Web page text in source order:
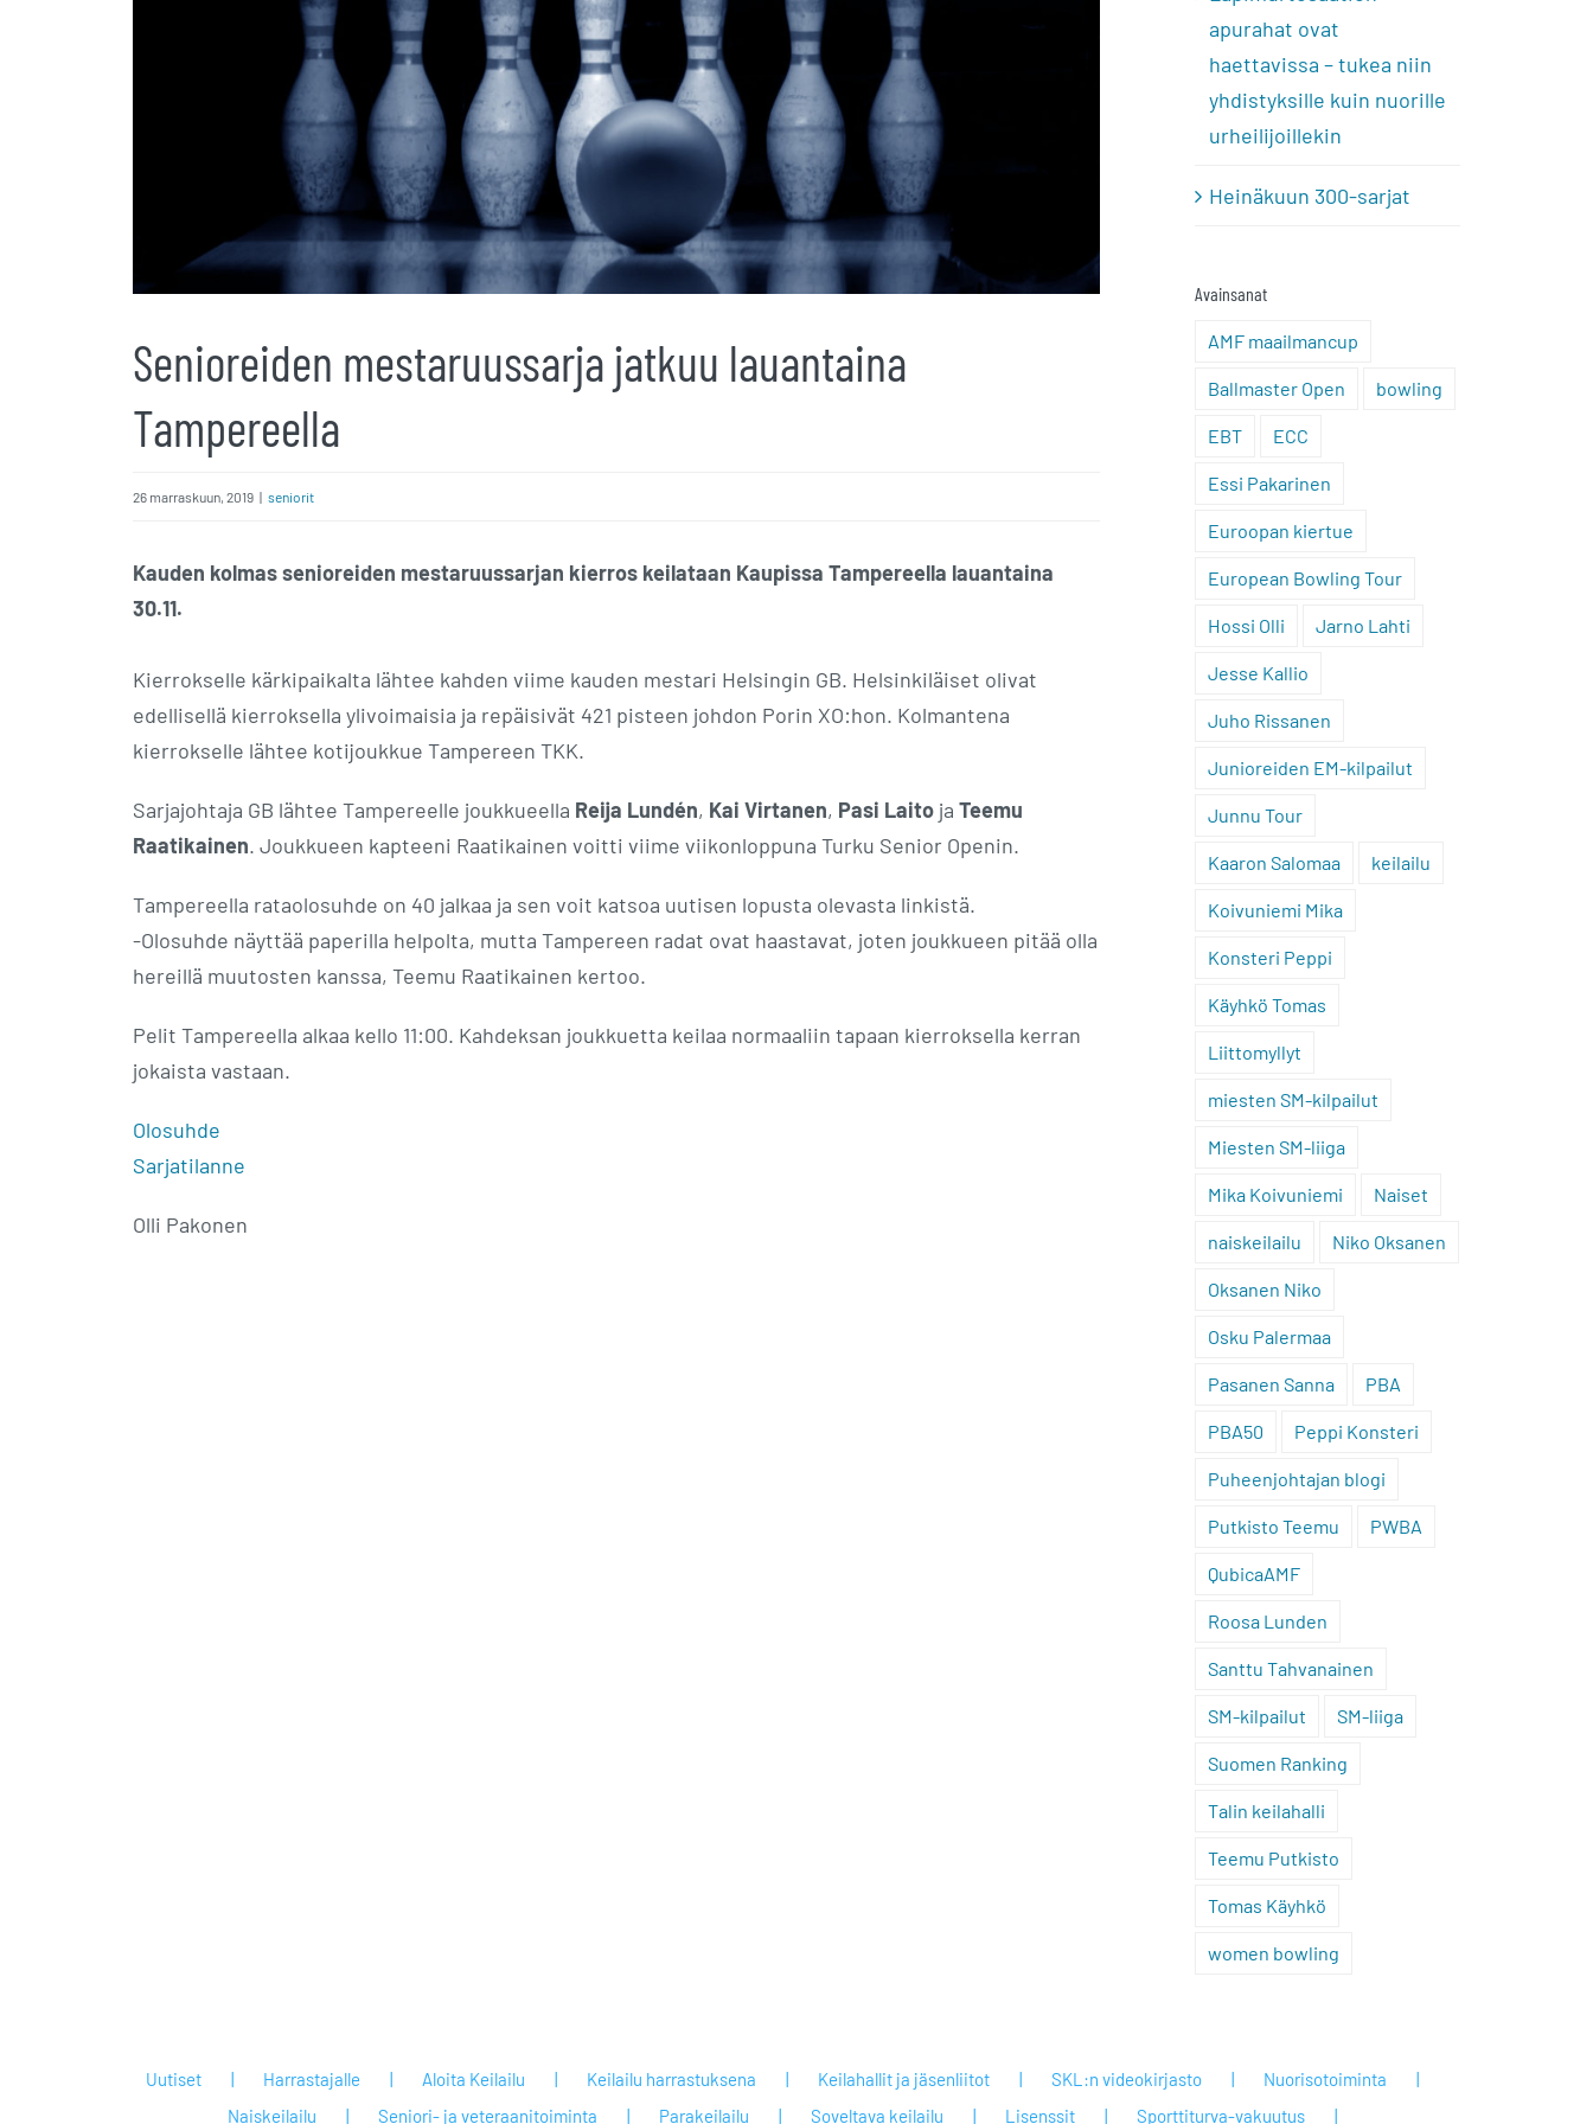
Senioreiden mestaruussarja jatkuu lauantaina
Tampereella
26 marraskuun, 2019 | seniorit
Kauden kolmas senioreiden mestaruussarjan kierros keilataan Kaupissa Tampereella lauantaina
30.11.
Kierrokselle kärkipaikalta lähtee kahden viime kauden mestari Helsingin GB. Helsinkiläiset olivat
edellisellä kierroksella ylivoimaisia ja repäisivät 421 pisteen johdon Porin XO:hon. Kolmantena
kierrokselle lähtee kotijoukkue Tampereen TKK.
Sarjajohtaja GB lähtee Tampereelle joukkueella Reija Lundén, Kai Virtanen, Pasi Laito ja Teemu
Raatikainen. Joukkueen kapteeni Raatikainen voitti viime viikonloppuna Turku Senior Openin.
Tampereella rataolosuhde on 40 jalkaa ja sen voit katsoa uutisen lopusta olevasta linkistä.
-Olosuhde näyttää paperilla helpolta, mutta Tampereen radat ovat haastavat, joten joukkueen pitää olla
hereillä muutosten kanssa, Teemu Raatikainen kertoo.
Pelit Tampereella alkaa kello 11:00. Kahdeksan joukkuetta keilaa normaaliin tapaan kierroksella kerran
jokaista vastaan.
Olosuhde
Sarjatilanne
Olli Pakonen
apurahat ovat
haettavissa – tukea niin
yhdistyksille kuin nuorille
urheilijoillekin
Heinäkuun 300-sarjat
Avainsanat
AMF maailmancup
Ballmaster Open bowling
EBT ECC
Essi Pakarinen
Euroopan kiertue
European Bowling Tour
Hossi Olli Jarno Lahti
Jesse Kallio
Juho Rissanen
Junioreiden EM-kilpailut
Junnu Tour
Kaaron Salomaa keilailu
Koivuniemi Mika
Konsteri Peppi
Käyhkö Tomas
Liittomyllyt
miesten SM-kilpailut
Miesten SM-liiga
Mika Koivuniemi Naiset
naiskeilailu Niko Oksanen
Oksanen Niko
Osku Palermaa
Pasanen Sanna PBA
PBA50 Peppi Konsteri
Puheenjohtajan blogi
Putkisto Teemu PWBA
QubicaAMF
Roosa Lunden
Santtu Tahvanainen
SM-kilpailut SM-liiga
Suomen Ranking
Talin keilahalli
Teemu Putkisto
Tomas Käyhkö
women bowling
Uutiset Harrastajalle Aloita Keilailu Keilailu harrastuksena Keilahallit ja jäsenliitot SKL:n videokirjasto
Nuorisotoiminta
Naiskeilailu
Seniori- ja veteraanitoiminta Parakeilailu Soveltava keilailu Lisenssit Sporttiturva-vakuutus